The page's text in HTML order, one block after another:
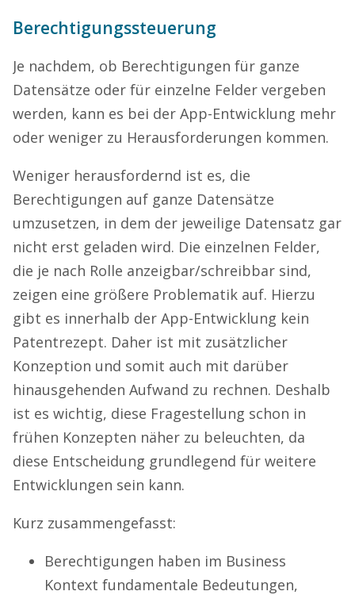
Berechtigungssteuerung
Je nachdem, ob Berechtigungen für ganze
Datensätze oder für einzelne Felder vergeben
werden, kann es bei der App-Entwicklung mehr
oder weniger zu Herausforderungen kommen.
Weniger herausfordernd ist es, die
Berechtigungen auf ganze Datensätze
umzusetzen, in dem der jeweilige Datensatz gar
nicht erst geladen wird. Die einzelnen Felder,
die je nach Rolle anzeigbar/schreibbar sind,
zeigen eine größere Problematik auf. Hierzu
gibt es innerhalb der App-Entwicklung kein
Patentrezept. Daher ist mit zusätzlicher
Konzeption und somit auch mit darüber
hinausgehenden Aufwand zu rechnen. Deshalb
ist es wichtig, diese Fragestellung schon in
frühen Konzepten näher zu beleuchten, da
diese Entscheidung grundlegend für weitere
Entwicklungen sein kann.
Kurz zusammengefasst:
Berechtigungen haben im Business
Kontext fundamentale Bedeutungen,